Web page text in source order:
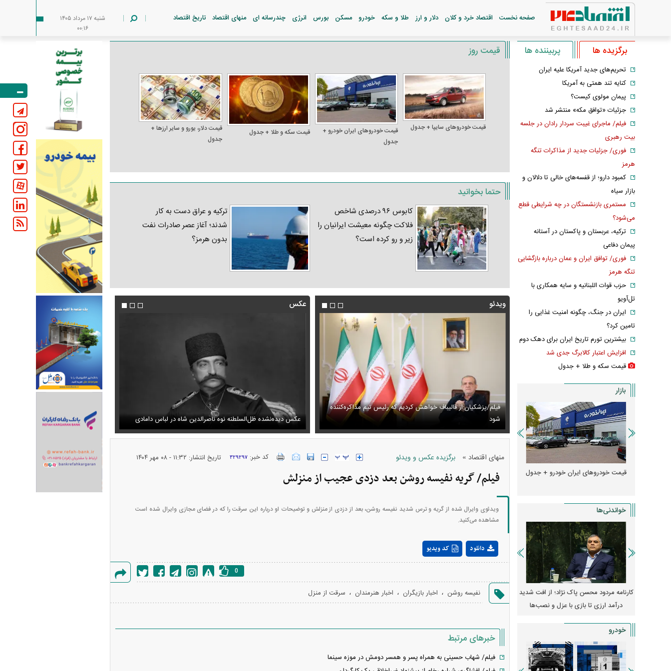
صفحه نخست اقتصاد خرد و کلان دلار و ارز طلا و سکه خودرو مسکن بورس انرژی چندرسانه ای منهای اقتصاد تاریخ اقتصاد
شنبه ۱۷ مرداد ۱۴۰۵
۰۰:۱۶
قیمت روز
قیمت خودرو‌های سایپا + جدول
قیمت خودرو‌های ایران خودرو +
جدول
قیمت سکه و طلا + جدول
قیمت دلار، یورو و سایر ارز‌ها +
جدول
حتما بخوانید
کابوس ۹۶ درصدی شاخص
فلاکت چگونه معیشت ایرانیان را
زیر و رو کرده است؟
ترکیه و عراق دست به کار
شدند؛ آغاز عصر صادرات نفت
بدون هرمز؟
ویدئو
قالیباف خواهش کردیم که رئیس تیم مذاکره‌کننده
فیلم/ خط و نشان ترامپ برای سوئیس
فیلم/ توصیه رهبر شهید درباره احتمال اسارت مجتبی و مصطفی
خامنه ای
عکس
جدید صابر ابر در فضای مجازی پربازدید شد عکس دیده‌نشده ظل‌السلطنه نوه ناصرالدین شاه در لباس دامادی سانسور عجیب تلویزیون همه را متعجب کرد استایل جدید صابر ابر در فضای مجازی
منهای اقتصاد » برگزیده عکس و ویدئو کد خبر:۳۲۹۲۹۷ تاریخ انتشار: ۱۱:۳۲ - ۰۸ مهر ۱۴۰۴
فیلم/ گریه نفیسه روشن بعد دزدی عجیب از منزلش
ویدئوی وایرال شده از گریه و ترس شدید نفیسه روشن، بعد از دزدی از منزلش و توضیحات او درباره این سرقت را که در فضای مجازی وایرال شده است
مشاهده می‌کنید.
کد ویدیو دانلود
گزارش
0
نفیسه روشن ، اخبار بازیگران ، اخبار هنرمندان ، سرقت از منزل
خبرهای مرتبط
فیلم/ شهاب حسینی به همراه پسر و همسر دومش در موزه سینما
برگزیده ها پربیننده ها
تحریم‌های جدید آمریکا علیه ایران
کنایه تند همتی به آمریکا
پیمان مولوی کیست؟
جزئیات «توافق مکه» منتشر شد
فیلم/ ماجرای غیبت سردار رادان در جلسه
بیت رهبری
فوری/ جزئیات جدید از مذاکرات تنگه
هرمز
کمبود دارو؛ از قفسه‌های خالی تا دلالان و
بازار سیاه
مستمری بازنشستگان در چه شرایطی قطع
می‌شود؟
ترکیه، عربستان و پاکستان در آستانه
پیمان دفاعی
فوری/ توافق ایران و عمان درباره بازگشایی
تنگه هرمز
حزب قوات اللبنانیه و سایه همکاری با
تل‌آویو
ایران در جنگ، چگونه امنیت غذایی را
تامین کرد؟
بیشترین تورم تاریخ ایران برای دهک دوم
افزایش اعتبار کالابرگ جدی شد
قیمت سکه و طلا + جدول
بازار
قیمت سکه و طلا + جدول قیمت دلار، یورو و سایر ارز‌ها + جدول قیمت خودرو‌های ایران خودرو + جدول
خواندنی‌ها
پیش‌بینی بورس امروز دوشنبه ۱۲ مرداد ماه
۱۴۰۵
زنگ خطر انباشت نیاز در بازار مسکن؛ فنر
قیمت‌ها فشرده شده
کارنامه مردود محسن پاک‌ نژاد؛ از افت شدید
درآمد ارزی تا بازی با عزل و نصب‌ها
۱۴۰۵
خودرو